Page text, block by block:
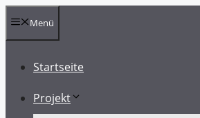
InhaltMenü
Startseite
Projekt